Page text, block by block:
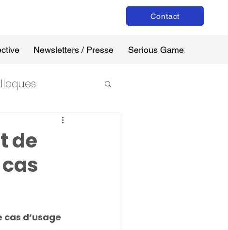
Contact
Newsletters / Presse Serious Game
de
cas d’usage